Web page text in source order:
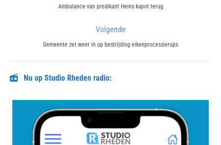
Previous
Ambulance van predikant Heins kapot terug
Volgende
Next
Gemeente zet weer in op bestrijding eikenprocessierups
Nu op Studio Rheden radio: